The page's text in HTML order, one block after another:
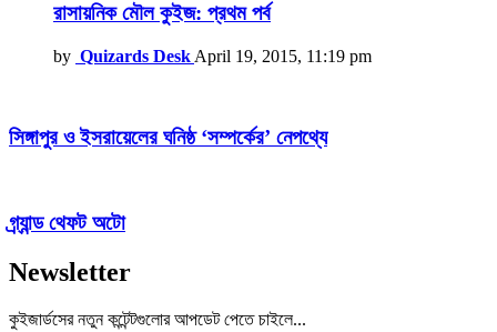
রাসায়নিক মৌল কুইজ: প্রথম পর্ব
by Quizards Desk April 19, 2015, 11:19 pm
সিঙ্গাপুর ও ইসরায়েলের ঘনিষ্ঠ ‘সম্পর্কের’ নেপথ্যে
গ্র্যান্ড থেফট অটো
Newsletter
কুইজার্ডসের নতুন কন্টেন্টগুলোর আপডেট পেতে চাইলে...